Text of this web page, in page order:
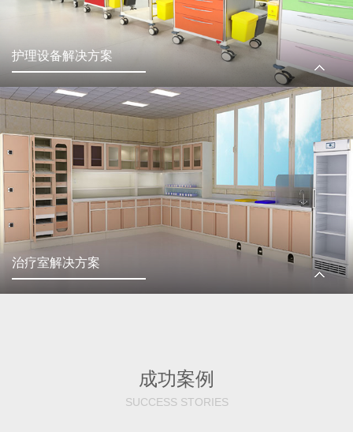
护理设备解决方案
治疗室解决方案
成功案例
SUCCESS STORIES